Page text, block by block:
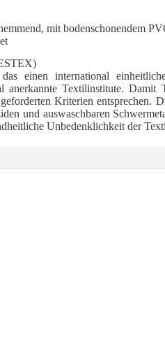
mit bodenschonendem
einen international
Textilinstitute. Damit
Kriterien entsprechen.
und auswaschbaren
Unbedenklichkeit der